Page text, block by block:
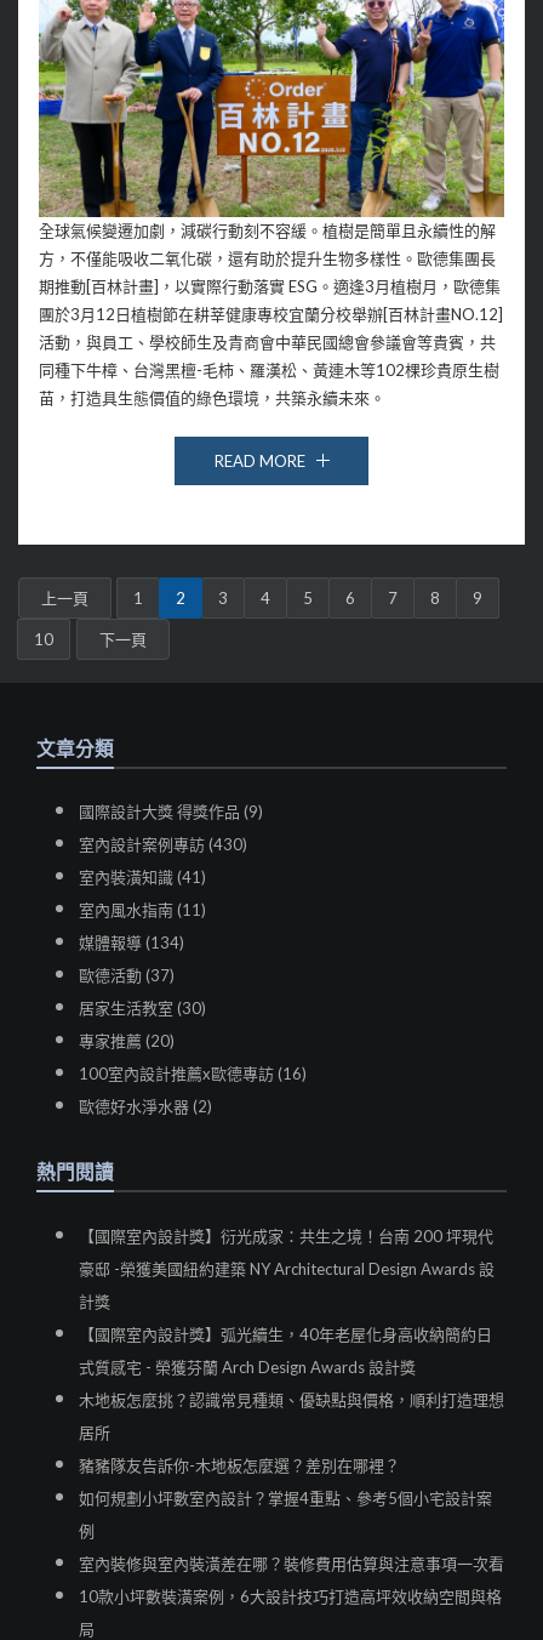
全球氣候變遷加劇，減碳行動刻不容緩。植樹是簡單且永續性的解
方，不僅能吸收二氧化碳，還有助於提升生物多樣性。歐德集團長
期推動[百林計畫]，以實際行動落實 ESG。適逢3月植樹月，歐德集
團於3月12日植樹節在耕莘健康專校宜蘭分校舉辦[百林計畫NO.12]
活動，與員工、學校師生及青商會中華民國總會參議會等貴賓，共
同種下牛樟、台灣黑檀-毛柿、羅漢松、黃連木等102棵珍貴原生樹
苗，打造具生態價值的綠色環境，共築永續未來。
READ MORE
上一頁 1 2 3 4 5 6 7 8 9
10 下一頁
文章分類
國際設計大獎 得獎作品 (9)
室內設計案例專訪 (430)
室內裝潢知識 (41)
室內風水指南 (11)
媒體報導 (134)
歐德活動 (37)
居家生活教室 (30)
專家推薦 (20)
100室內設計推薦x歐德專訪 (16)
歐德好水淨水器 (2)
熱門閱讀
【國際室內設計獎】衍光成家：共生之境！台南 200 坪現代
豪邸 -榮獲美國紐約建築 NY Architectural Design Awards 設
計獎
【國際室內設計獎】弧光續生，40年老屋化身高收納簡約日
式質感宅 - 榮獲芬蘭 Arch Design Awards 設計獎
木地板怎麼挑？認識常見種類、優缺點與價格，順利打造理想
居所
豬豬隊友告訴你-木地板怎麼選？差別在哪裡？
如何規劃小坪數室內設計？掌握4重點、參考5個小宅設計案
例
室內裝修與室內裝潢差在哪？裝修費用估算與注意事項一次看
10款小坪數裝潢案例，6大設計技巧打造高坪效收納空間與格
局